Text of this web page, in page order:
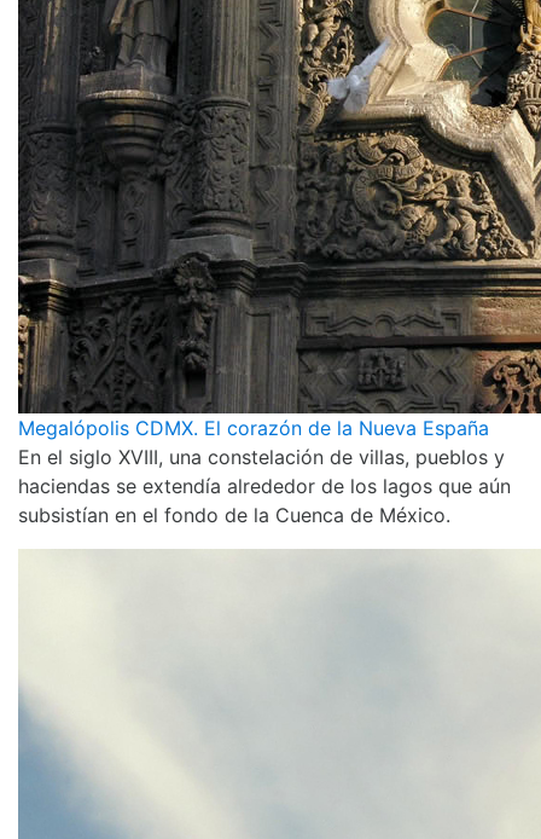
Megalópolis CDMX. El corazón de la Nueva España
En el siglo XVIII, una constelación de villas, pueblos y
haciendas se extendía alrededor de los lagos que aún
subsistían en el fondo de la Cuenca de México.